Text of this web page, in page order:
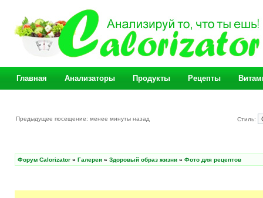
Главная Анализаторы Продукты Рецепты
Предыдущее посещение: менее минуты назад Стиль:
Форум Calorizator » Галереи » Здоровый образ жизни » Фото для рецептов